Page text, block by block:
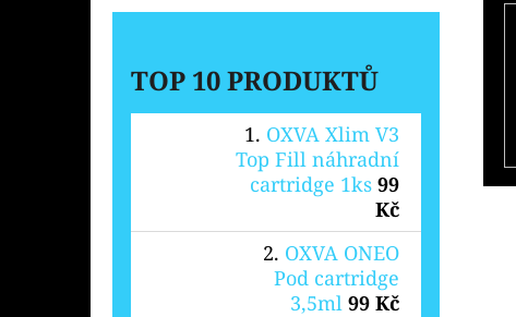
TOP 10 PRODUKTŮ
OXVA Xlim V3
Top Fill náhradní
cartridge 1ks 99
Kč
OXVA ONEO
Pod cartridge
3,5ml 99 Kč